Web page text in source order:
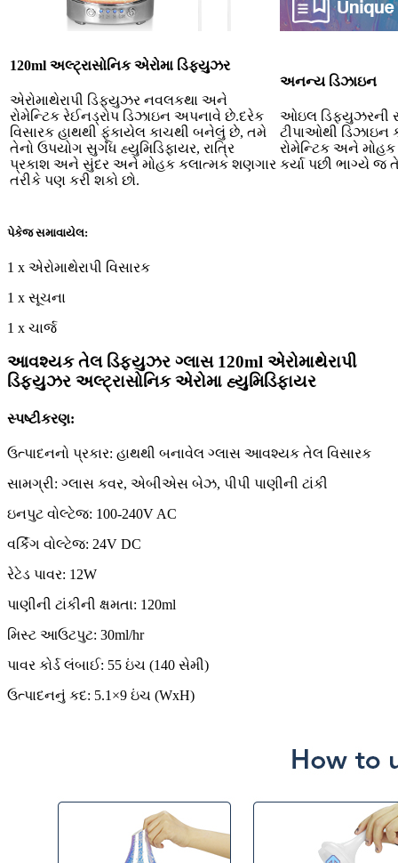
120ml અલ્ટ્રાસોનિક એરોમા ડિફ્યુઝર
એરોમાથેરાપી ડિફ્યુઝર નવલકથા અને
રોમેન્ટિક રેઈનડ્રોપ ડિઝાઇન અપનાવે છે.દરેક
વિસારક હાથથી ફૂંકાયેલ કાચથી બનેલું છે, તમે
તેનો ઉપયોગ સુગંધ હ્યુમિડિફાયર, રાત્રિ
પ્રકાશ અને સુંદર અને મોહક કલાત્મક શણગાર
તરીકે પણ કરી શકો છો.
અનન્ય ડિઝાઇન
ઓઇલ ડિફ્યુઝરની
ટીપાઓથી ડિઝાઇન
રોમેન્ટિક અને
કર્યા પછી ભાગ્યે જ
પેકેજ સમાવાયેલ:
1 x એરોમાથેરાપી વિસારક
1 x સૂચના
1 x ચાર્જ
આવશ્યક તેલ ડિફ્યુઝર ગ્લાસ 120ml એરોમાથેરાપી
ડિફ્યુઝર અલ્ટ્રાસોનિક એરોમા હ્યુમિડિફાયર
સ્પષ્ટીકરણ:
ઉત્પાદનનો પ્રકાર: હાથથી બનાવેલ ગ્લાસ આવશ્યક તેલ વિસારક
સામગ્રી: ગ્લાસ કવર, એબીએસ બેઝ, પીપી પાણીની ટાંકી
ઇનપુટ વોલ્ટેજ: 100-240V AC
વર્કિંગ વોલ્ટેજ: 24V DC
રેટેડ પાવર: 12W
પાણીની ટાંકીની ક્ષમતા: 120ml
મિસ્ટ આઉટપુટ: 30ml/hr
પાવર કોર્ડ લંબાઈ: 55 ઇંચ (140 સેમી)
ઉત્પાદનનું કદ: 5.1×9 ઇંચ (WxH)